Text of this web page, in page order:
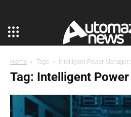
Home Tags Intelligent Power Manager
Tag: Intelligent